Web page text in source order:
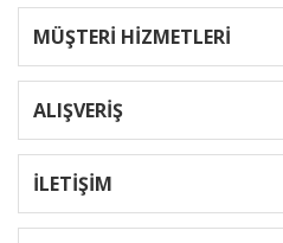
MÜŞTERİ HİZMETLERİ
ALIŞVERİŞ
İLETİŞİM